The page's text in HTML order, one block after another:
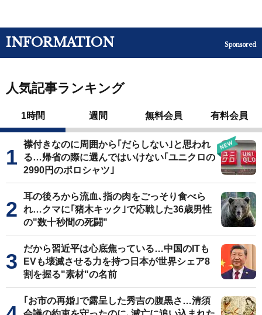
INFORMATION Sponsored
人気記事ランキング
1時間 週間 無料会員 有料会員
襟付きなのに周囲から｢だらしない｣と思われ
る…帰省の際に選んではいけない｢ユニクロの
2990円のポロシャツ｣
耳の後ろから流血､指の肉をごっそり食べら
れ…クマに｢猪木キック｣で応戦した36歳男性
の"数十秒間の死闘"
だから習近平は心底焦っている…中国のITも
EVも壊滅させる力を持つ日本が世界シェア8
割を握る"素材"の名前
｢お市の再婚｣で露呈した秀吉の腹黒さ…清須